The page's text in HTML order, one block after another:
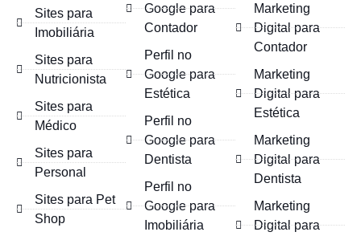
Sites para
Imobiliária
Sites para
Nutricionista
Sites para
Médico
Sites para
Personal
Sites para Pet
Shop
Google para
Contador
Perfil no
Google para
Estética
Perfil no
Google para
Dentista
Perfil no
Google para
Imobiliária
Marketing
Digital para
Contador
Marketing
Digital para
Estética
Marketing
Digital para
Dentista
Marketing
Digital para